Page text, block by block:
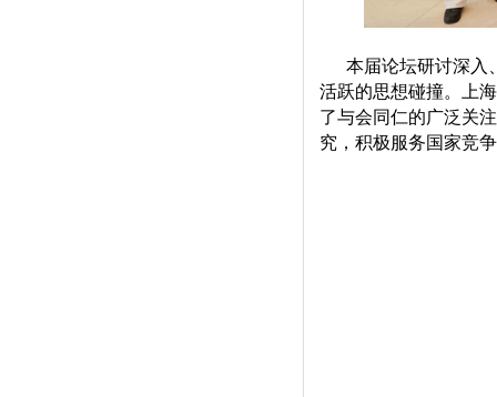
本届论坛研讨深入
活跃的思想碰撞。上
了与会同仁的广泛关
究，积极服务国家竞